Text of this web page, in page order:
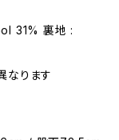
31% 裏地 :
なります